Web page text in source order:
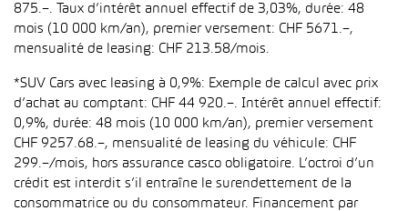
875.–. Taux d’intérêt annuel effectif de 3,03%, durée: 48
mois (10 000 km/an), premier versement: CHF 5671.–,
mensualité de leasing: CHF 213.58/mois.
*SUV Cars avec leasing à 0,9%: Exemple de calcul avec prix
d’achat au comptant: CHF 44 920.–. Intérêt annuel effectif:
0,9%, durée: 48 mois (10 000 km/an), premier versement
CHF 9257.68.–, mensualité de leasing du véhicule: CHF
299.–/mois, hors assurance casco obligatoire. L’octroi d’un
crédit est interdit s’il entraîne le surendettement de la
consommatrice ou du consommateur. Financement par